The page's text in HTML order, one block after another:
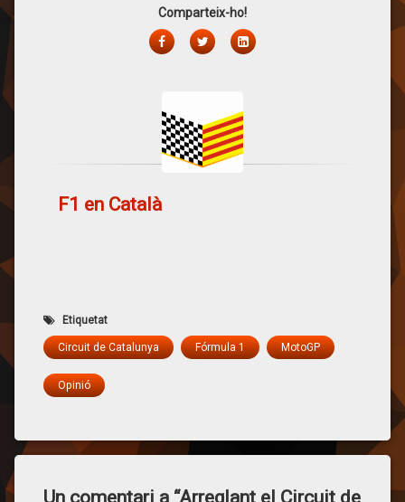
Comparteix-ho!
FacebookTwitterLinkedIn
F1 en Català
Etiquetat
Circuit de Catalunya Fórmula 1 MotoGP
Opinió
Un comentari a “Arreglant el Circuit de